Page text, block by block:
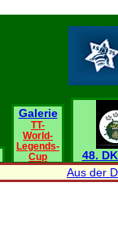
Galerie
TT-
World-
Legends-
Cup
48.
Aus der